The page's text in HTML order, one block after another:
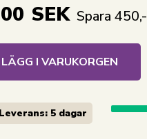
SEK Spara 450,-
LÄGG I VARUKORGEN
Leverans: 5 dagar